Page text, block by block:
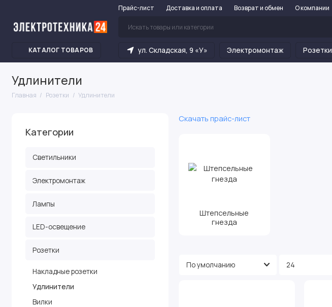
Прайс-лист Доставка и оплата Возврат и обмен О компании
КАТАЛОГ ТОВАРОВ ул. Складская, 9 «У» Электромонтаж Розетки
Удлинители
Главная Розетки Удлинители
Категории
Светильники
Электромонтаж
Лампы
LED-освещение
Розетки
Накладные розетки
Удлинители
Вилки
Скачать прайс-лист
Штепсельные
гнезда